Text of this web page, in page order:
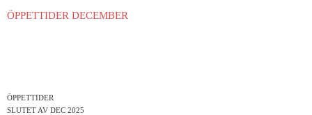
ÖPPETTIDER DECEMBER
ÖPPETTIDER
SLUTET AV DEC 2025